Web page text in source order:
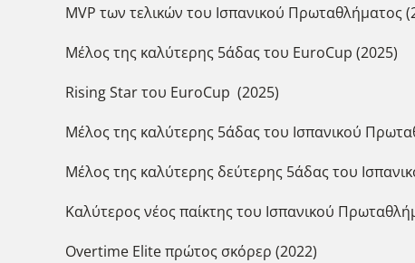
MVP των τελικών του Ισπανικού Πρωταθλήματος
Μέλος της καλύτερης 5άδας του EuroCup (2025)
Rising Star του EuroCup (2025)
Μέλος της καλύτερης 5άδας του Ισπανικού
Μέλος της καλύτερης δεύτερης 5άδας του
Καλύτερος νέος παίκτης του Ισπανικού
Overtime Elite πρώτος σκόρερ (2022)